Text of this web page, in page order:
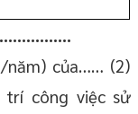
năm) của…… (2)
trí công việc sử